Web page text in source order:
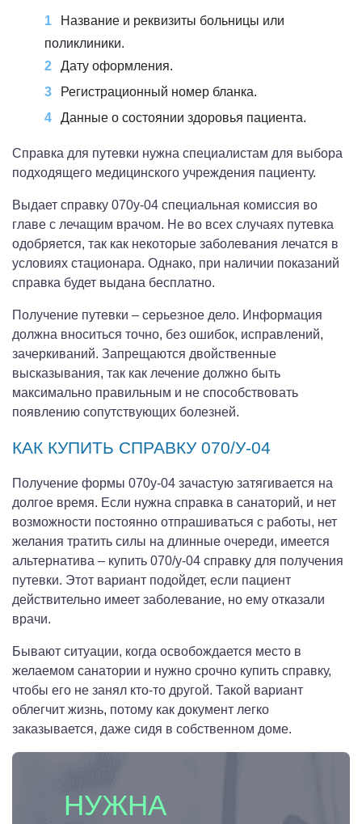
Название и реквизиты больницы или
поликлиники.
Дату оформления.
Регистрационный номер бланка.
Данные о состоянии здоровья пациента.
Справка для путевки нужна специалистам для выбора
подходящего медицинского учреждения пациенту.
Выдает справку 070у-04 специальная комиссия во
главе с лечащим врачом. Не во всех случаях путевка
одобряется, так как некоторые заболевания лечатся в
условиях стационара. Однако, при наличии показаний
справка будет выдана бесплатно.
Получение путевки – серьезное дело. Информация
должна вноситься точно, без ошибок, исправлений,
зачеркиваний. Запрещаются двойственные
высказывания, так как лечение должно быть
максимально правильным и не способствовать
появлению сопутствующих болезней.
КАК КУПИТЬ СПРАВКУ 070/У-04
Получение формы 070у-04 зачастую затягивается на
долгое время. Если нужна справка в санаторий, и нет
возможности постоянно отпрашиваться с работы, нет
желания тратить силы на длинные очереди, имеется
альтернатива – купить 070/у-04 справку для получения
путевки. Этот вариант подойдет, если пациент
действительно имеет заболевание, но ему отказали
врачи.
Бывают ситуации, когда освобождается место в
желаемом санатории и нужно срочно купить справку,
чтобы его не занял кто-то другой. Такой вариант
облегчит жизнь, потому как документ легко
заказывается, даже сидя в собственном доме.
НУЖНА